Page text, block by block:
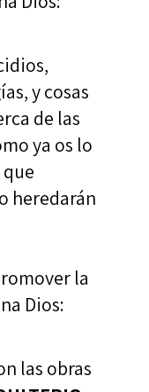
y cosas
de las
ya os lo
heredarán
la
Dios:
las obras